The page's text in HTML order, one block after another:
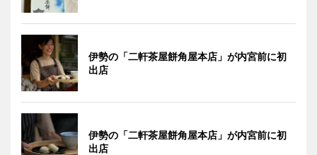
伊勢の「二軒茶屋餅角屋本店」が内宮前に初
出店
伊勢の「二軒茶屋餅角屋本店」が内宮前に初
出店